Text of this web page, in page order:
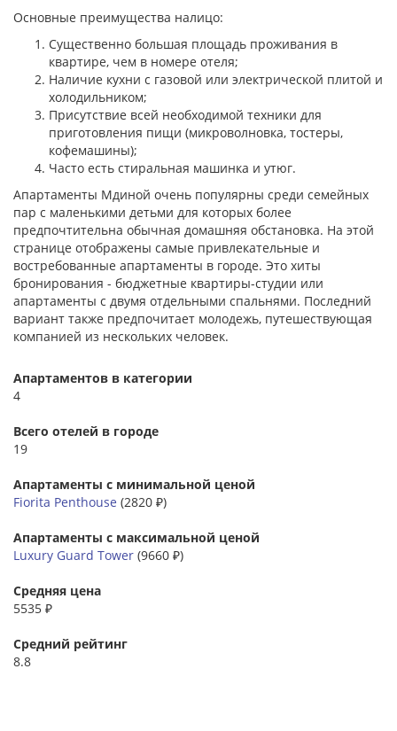
Основные преимущества налицо:
Существенно большая площадь проживания в
квартире, чем в номере отеля;
Наличие кухни с газовой или электрической плитой и
холодильником;
Присутствие всей необходимой техники для
приготовления пищи (микроволновка, тостеры,
кофемашины);
Часто есть стиральная машинка и утюг.
Апартаменты Мдиной очень популярны среди семейных
пар с маленькими детьми для которых более
предпочтительна обычная домашняя обстановка. На этой
странице отображены самые привлекательные и
востребованные апартаменты в городе. Это хиты
бронирования - бюджетные квартиры-студии или
апартаменты с двумя отдельными спальнями. Последний
вариант также предпочитает молодежь, путешествующая
компанией из нескольких человек.
Апартаментов в категории
4
Всего отелей в городе
19
Апартаменты с минимальной ценой
Fiorita Penthouse (2820 ₽)
Апартаменты с максимальной ценой
Luxury Guard Tower (9660 ₽)
Средняя цена
5535 ₽
Средний рейтинг
8.8